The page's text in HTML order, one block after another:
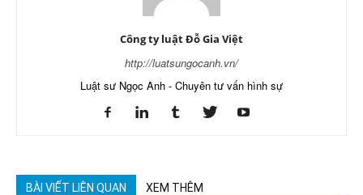
Công ty luật Đỗ Gia Việt
http://luatsungocanh.vn/
Luật sư Ngọc Anh - Chuyên tư vấn hình sự
BÀI VIẾT LIÊN QUAN XEM THÊM